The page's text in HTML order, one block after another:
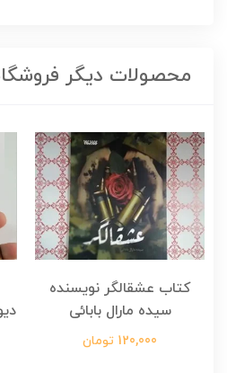
محصولات دیگر
کتاب عشقالگر نویسنده
سیده مارال بابائی
120,000 تومان